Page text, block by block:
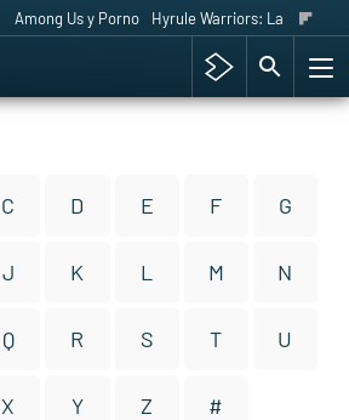
Among Us y Porno Hyrule Warriors: La Era del
C D E F G
J K L M N
Q R S T U
X Y Z #